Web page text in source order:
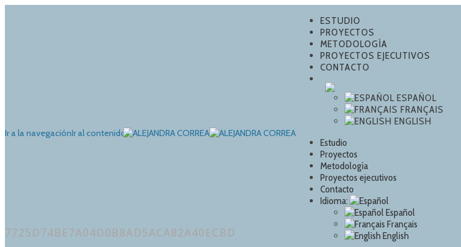
Ir a la navegaciónIr al contenido
ESTUDIO
PROYECTOS
METODOLOGÍA
PROYECTOS EJECUTIVOS
CONTACTO
ESPAÑOL
FRANÇAIS
ENGLISH
Estudio
Proyectos
Metodología
Proyectos ejecutivos
Contacto
Idioma:
Español
Français
English
7725D74BE7A04D0B8AD5ACA82A40ECBD